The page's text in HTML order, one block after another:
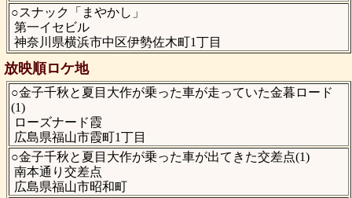
○スナック「まやかし」
第一イセビル
神奈川県横浜市中区伊勢佐木町1丁目
放映順ロケ地
○金子千秋と夏目大作が乗った車が走っていた金暮ロード
(1)
ローズナード霞
広島県福山市霞町1丁目
○金子千秋と夏目大作が乗った車が出てきた交差点(1)
南本通り交差点
広島県福山市昭和町